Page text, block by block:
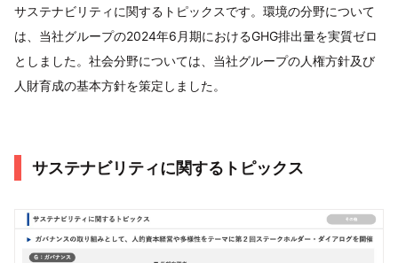
サステナビリティに関するトピックスです。環境の分野について
は、当社グループの2024年6月期におけるGHG排出量を実質ゼロ
としました。社会分野については、当社グループの人権方針及び
人財育成の基本方針を策定しました。
サステナビリティに関するトピックス